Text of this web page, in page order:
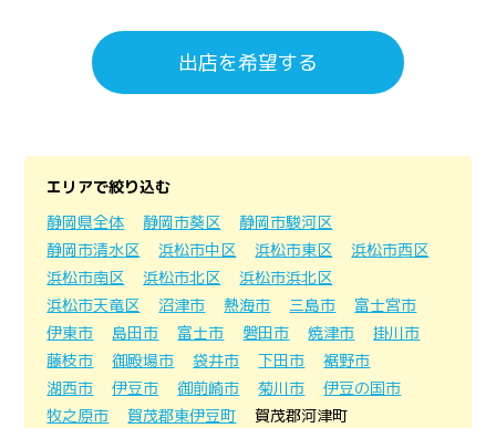
出店を希望する
エリアで絞り込む
静岡県全体
静岡市葵区
静岡市駿河区
静岡市清水区
浜松市中区 浜松市東区
浜松市西区
浜松市南区
浜松市北区
浜松市浜北区
浜松市天竜区
沼津市 熱海市 三島市
富士宮市
伊東市
島田市 富士市 磐田市 焼津市
掛川市
藤枝市
御殿場市 袋井市 下田市
裾野市
湖西市
伊豆市 御前崎市 菊川市
伊豆の国市
牧之原市
賀茂郡東伊豆町
賀茂郡河津町